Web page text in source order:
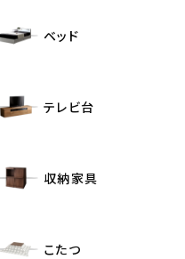
ベッド
テレビ台
収納家具
こたつ